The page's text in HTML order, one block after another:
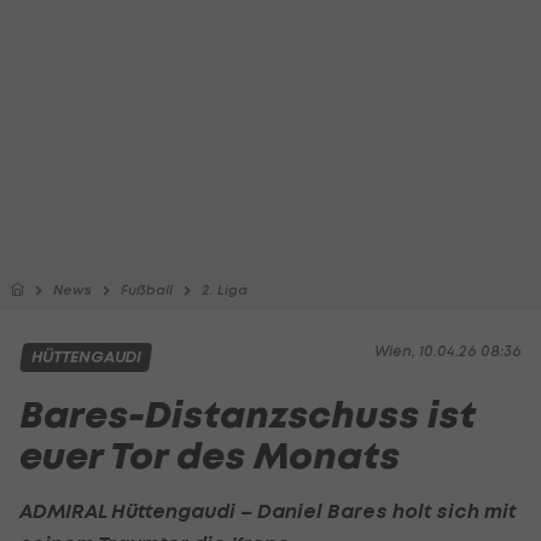
News Fußball 2. Liga
Wien, 10.04.26 08:36
HÜTTENGAUDI
Bares-Distanzschuss ist
euer Tor des Monats
ADMIRAL Hüttengaudi – Daniel Bares holt sich mit